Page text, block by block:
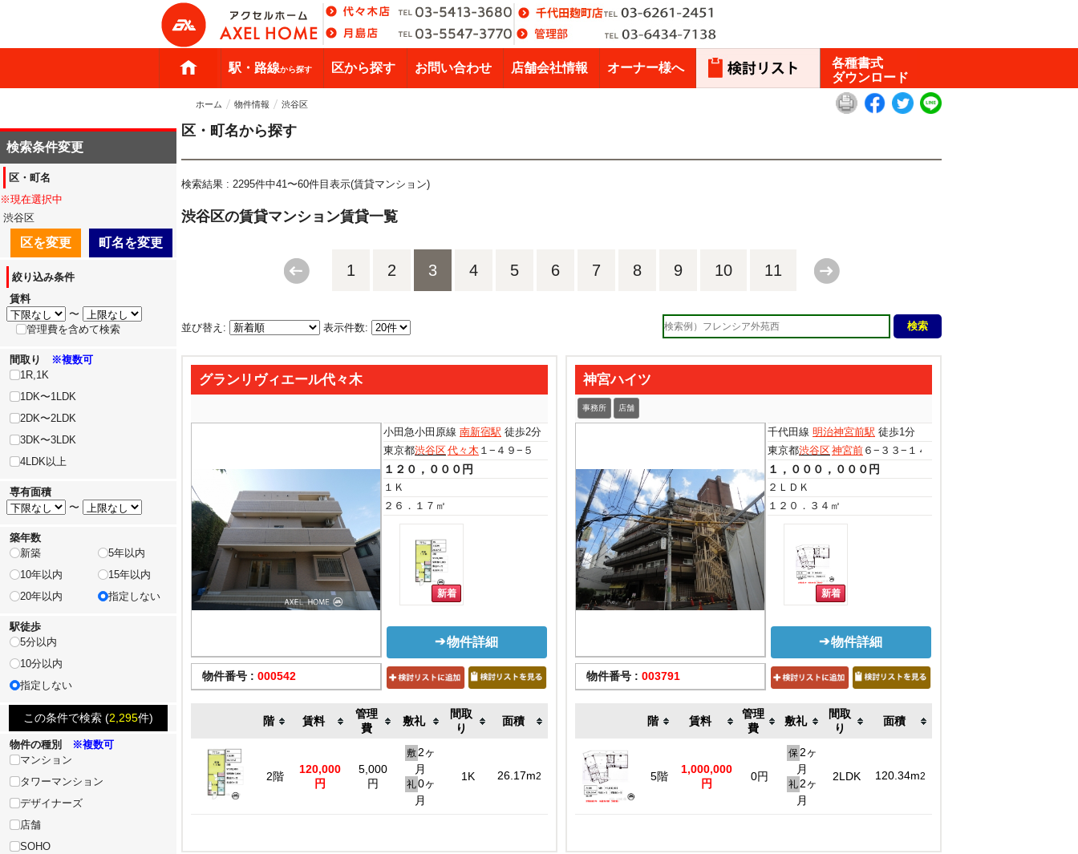
駅・路線から探す 区から探す お問い合わせ 店舗会社情報 オーナー様へ
各種書式
ダウンロード
ホーム 物件情報 渋谷区
区・町名から探す
検索結果 : 2295件中41〜60件目表示(賃貸マンション)
渋谷区の賃貸マンション賃貸一覧
1 2 3 4 5 6 7 8 9 10 11
並び替え: 表示件数:
グランリヴィエール代々木
物件番号 : 000542
小田急小田原線 南新宿駅 徒歩2分
東京都渋谷区代々木 １−４９−５
１２０，０００円
１Ｋ
２６．１７㎡
物件詳細
階 賃料
管理
費
敷礼
間取
り
面積
2階
120,000
円
5,000
円
敷2ヶ
月
礼0ヶ
月
1K 26.17m2
神宮ハイツ
事務所 店舗
物件番号 : 003791
千代田線 明治神宮前駅 徒歩1分
東京都渋谷区神宮前 ６−３３−１４
１，０００，０００円
２ＬＤＫ
１２０．３４㎡
物件詳細
階 賃料
管理
費
敷礼
間取
り
面積
5階
1,000,000
円
0円
保2ヶ
月
礼2ヶ
月
2LDK 120.34m2
検索条件変更
区・町名
※現在選択中
渋谷区
区を変更 町名を変更
絞り込み条件
賃料
〜
管理費を含めて検索
間取り
※複数可
1R,1K
1DK〜1LDK
2DK〜2LDK
3DK〜3LDK
4LDK以上
専有面積
〜
築年数
新築
5年以内
10年以内
15年以内
20年以内
指定しない
駅徒歩
5分以内
10分以内
指定しない
この条件で検索 (2,295件)
物件の種別
※複数可
マンション
タワーマンション
デザイナーズ
店舗
SOHO